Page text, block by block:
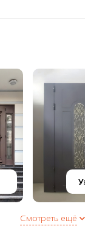
Смотреть ещё